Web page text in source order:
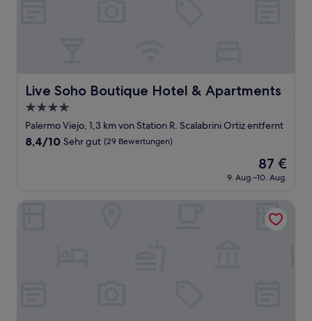
Live Soho Boutique Hotel & Apartments
Live Soho Boutique Hotel & Apartments
4.0-
Sterne-
Unterkunft
Palermo Viejo, 1,3 km von Station R. Scalabrini Ortiz entfernt
8.4
(29
8,4/10 Sehr gut (29 Bewertungen)
Der
Preis
beträgt
87 €
9. Aug.–10. Aug.